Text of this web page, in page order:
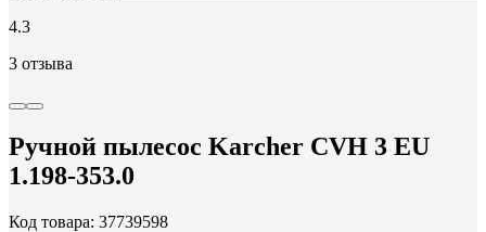
4.3
3 отзыва
Ручной пылесос Karcher CVH 3 EU
1.198-353.0
Код товара: 37739598